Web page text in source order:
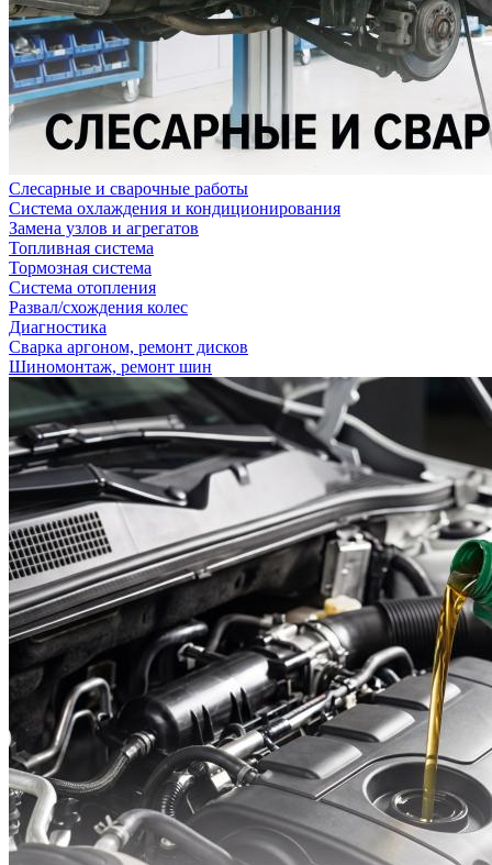
Слесарные и сварочные работы
Система охлаждения и кондиционирования
Замена узлов и агрегатов
Топливная система
Тормозная система
Система отопления
Развал/схождения колес
Диагностика
Сварка аргоном, ремонт дисков
Шиномонтаж, ремонт шин